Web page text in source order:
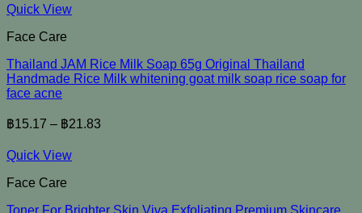
Quick View
Face Care
Thailand JAM Rice Milk Soap 65g Original Thailand
Handmade Rice Milk whitening goat milk soap rice soap for
face acne
฿15.17 – ฿21.83
Quick View
Face Care